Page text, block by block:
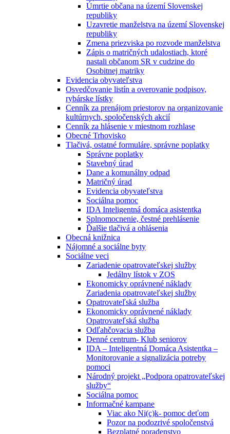
Úmrtie občana na území Slovenskej
republiky
Uzavretie manželstva na území Slovenskej
republiky
Zmena priezviska po rozvode manželstva
Zápis o matričných udalostiach, ktoré
nastali občanom SR v cudzine do
Osobitnej matriky
Evidencia obyvateľstva
Osvedčovanie listín a overovanie podpisov,
rybárske lístky
Cenník za prenájom priestorov na organizovanie
kultúrnych, spoločenských akcií
Cenník za hlásenie v miestnom rozhlase
Obecné Trhovisko
Tlačivá, ostatné formuláre, správne poplatky
Správne poplatky
Stavebný úrad
Dane a komunálny odpad
Matričný úrad
Evidencia obyvateľstva
Sociálna pomoc
IDA Inteligentná domáca asistentka
Splnomocnenie, čestné prehlásenie
Ďalšie tlačivá a ohlásenia
Obecná knižnica
Nájomné a sociálne byty
Sociálne veci
Zariadenie opatrovateľskej služby
Jedálny lístok v ZOS
Ekonomicky oprávnené náklady
Zariadenia opatrovateľskej služby
Opatrovateľská služba
Ekonomicky oprávnené náklady
Opatrovateľská služba
Odľahčovacia služba
Denné centrum- Klub seniorov
IDA – Inteligentná Domáca Asistentka –
Monitorovanie a signalizácia potreby
pomoci
Národný projekt „Podpora opatrovateľskej
služby“
Sociálna pomoc
Informačné kampane
Viac ako Ni(c)k- pomoc deťom
Pozor na podozrivé spoločenstvá
Bezplatné poradenstvo